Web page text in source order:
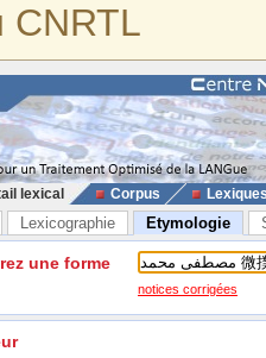
CNRTL
lexical Corpus
Lexicographie Etymologie
une forme
notices corrigées